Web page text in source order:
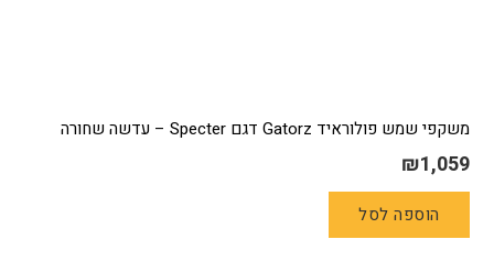
משקפי שמש פולוראיד Gatorz דגם Specter – עדשה שחורה
₪1,059
הוספה לסל